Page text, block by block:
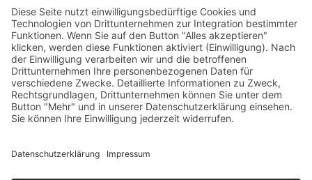
Mai 2015
April 2015
März 2015
Januar 2015
Meta
Anmelden